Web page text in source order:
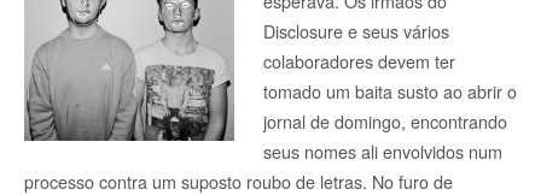
Disclosure e seus vários
colaboradores devem ter
tomado um baita susto ao abrir o
jornal de domingo, encontrando
seus nomes ali envolvidos num
processo contra um suposto roubo de letras. No furo de